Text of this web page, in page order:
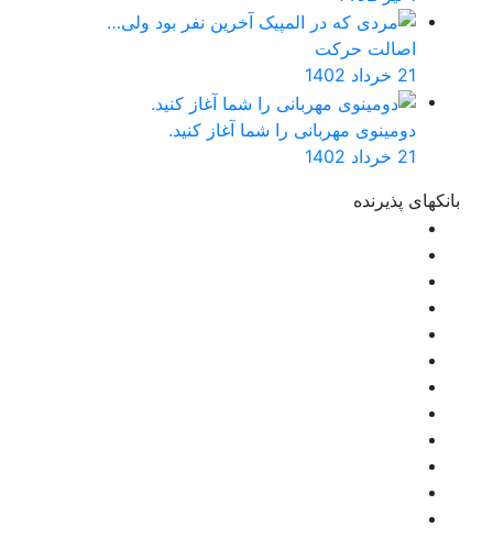
اصالت حرکت
21 خرداد 1402
دومینوی مهربانی را شما آغاز کنید.
21 خرداد 1402
بانکهای پذیرنده